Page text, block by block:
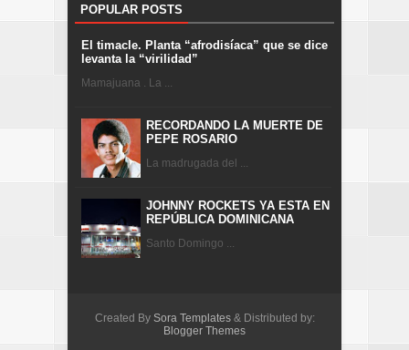
POPULAR POSTS
El timacle. Planta “afrodisíaca” que se dice
levanta la “virilidad”
Mamajuana . La ...
RECORDANDO LA MUERTE DE
PEPE ROSARIO
La madrugada del ...
JOHNNY ROCKETS YA ESTA EN
REPÚBLICA DOMINICANA
Santo Domingo ...
Created By Sora Templates& Distributed by:
Blogger Themes